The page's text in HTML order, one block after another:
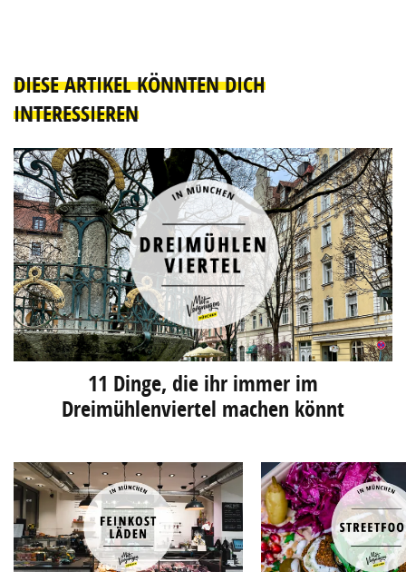
DIESE ARTIKEL KÖNNTEN DICH
INTERESSIEREN
11 Dinge, die ihr immer im
Dreimühlenviertel machen könnt